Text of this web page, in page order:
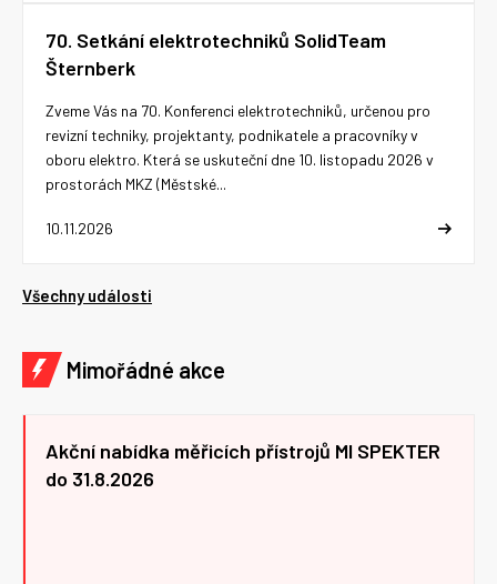
70. Setkání elektrotechniků SolidTeam
Šternberk
10.11.2026
Zveme Vás na 70. Konferenci elektrotechniků, určenou pro
revizní techniky, projektanty, podnikatele a pracovníky v
oboru elektro. Která se uskuteční dne 10. listopadu 2026 v
prostorách MKZ (Městské...
Všechny události
Mimořádné akce
Akční nabídka měřicích přístrojů MI SPEKTER
do 31.8.2026